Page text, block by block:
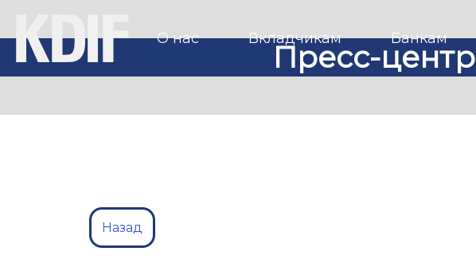
О нас Вкладчикам Банкам
Пресс-центр
Назад